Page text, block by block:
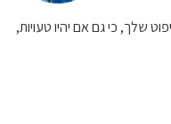
שלך, כי גם אם יהיו טעויות,